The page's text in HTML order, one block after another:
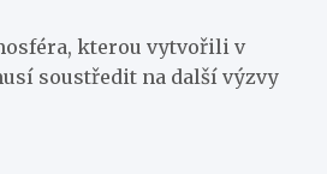
kterou vytvořili v
soustředit na další výzvy